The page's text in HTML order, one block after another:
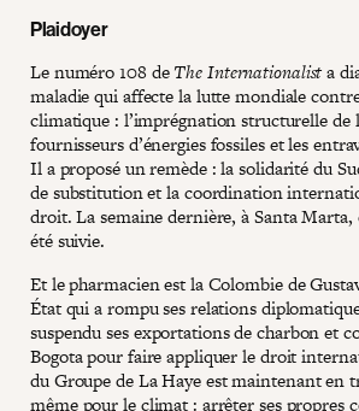
Plaidoyer
Le numéro 108 deThe Internationalista
maladie qui affecte la lutte mondiale
climatique : l’imprégnation structurelle de
fournisseurs d’énergies fossiles et les
Il a proposé un remède : la solidarité du
de substitution et la coordination
droit. La semaine dernière, à Santa
été suivie.
Et le pharmacien est la Colombie de
État qui a rompu ses relations
suspendu ses exportations de charbon et
Bogota pour faire appliquer le droit
du Groupe de La Haye est maintenant en
même pour le climat : arrêter ses propres